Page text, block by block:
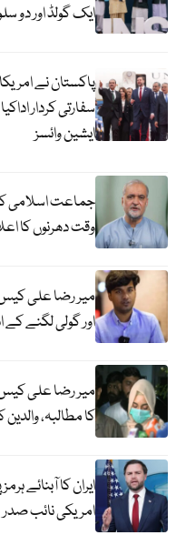
ایک گولڈ اور دو
پاکستان نے
سفارتی کردار
ایشین وائسز
وقت دھرنوں کا
میر رضا علی
اور گولی لگنے
میر رضا علی
کا مطالبہ،
ایران کا آبنائے
امریکی نائب صدر